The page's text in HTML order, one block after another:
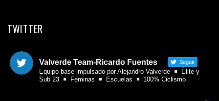
TWITTER
Valverde Team-Ricardo Fuentes Seguir
Equipo base impulsado por Alejandro Valverde
Élite y
Sub 23
Féminas Escuelas 100% Ciclismo